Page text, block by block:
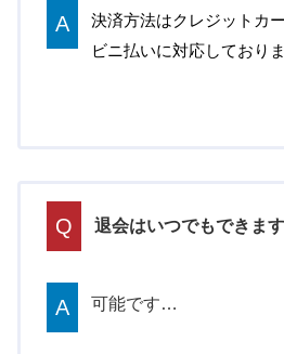
A
決済方法はクレジットカ
ビニ払いに対応しており
Q 退会はいつでもできま
A 可能です…